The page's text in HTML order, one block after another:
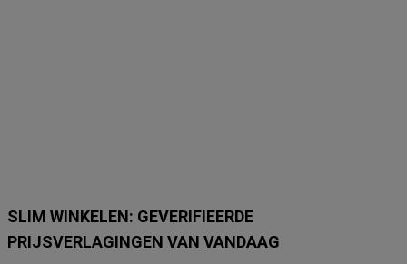
SLIM WINKELEN: GEVERIFIEERDE
PRIJSVERLAGINGEN VAN VANDAAG